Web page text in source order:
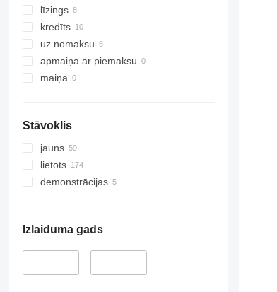
līzings
kredīts
uz nomaksu
apmaiņa ar piemaksu
maiņa
Stāvoklis
jauns
lietots
demonstrācijas
Izlaiduma gads
–